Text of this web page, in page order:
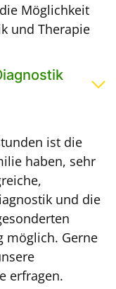
Möglichkeit
und Therapie
ist die
haben, sehr
und die
möglich. Gerne
erfragen.